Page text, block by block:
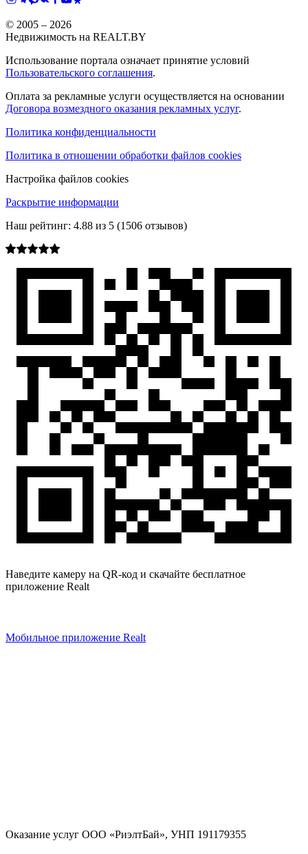
© 2005 – 2026
Недвижимость на REALT.BY
Использование портала означает принятие условий
Пользовательского соглашения.
Оплата за рекламные услуги осуществляется на основании
Договора возмездного оказания рекламных услуг.
Политика конфиденциальности
Политика в отношении обработки файлов cookies
Настройка файлов cookies
Раскрытие информации
Наш рейтинг: 4.88 из 5 (1506 отзывов)
Наведите камеру на QR-код и скачайте бесплатное
приложение Realt
Мобильное приложение Realt
Оказание услуг ООО «РиэлтБай», УНП 191179355